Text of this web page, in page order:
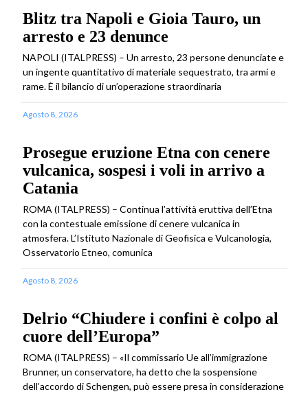
Blitz tra Napoli e Gioia Tauro, un
arresto e 23 denunce
NAPOLI (ITALPRESS) – Un arresto, 23 persone denunciate e
un ingente quantitativo di materiale sequestrato, tra armi e
rame. È il bilancio di un’operazione straordinaria
Agosto 8, 2026
Prosegue eruzione Etna con cenere
vulcanica, sospesi i voli in arrivo a
Catania
ROMA (ITALPRESS) – Continua l’attività eruttiva dell’Etna
con la contestuale emissione di cenere vulcanica in
atmosfera. L’Istituto Nazionale di Geofisica e Vulcanologia,
Osservatorio Etneo, comunica
Agosto 8, 2026
Delrio “Chiudere i confini è colpo al
cuore dell’Europa”
ROMA (ITALPRESS) – «Il commissario Ue all’immigrazione
Brunner, un conservatore, ha detto che la sospensione
dell’accordo di Schengen, può essere presa in considerazione